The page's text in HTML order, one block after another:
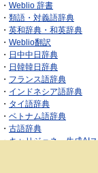
・ Weblio 辞書
・ 類語・対義語辞典
・ 英和辞典・和英辞典
・ Weblio翻訳
・ 日中中日辞典
・ 日韓韓日辞典
・ フランス語辞典
・ インドネシア語辞典
・ タイ語辞典
・ ベトナム語辞典
・ 古語辞典
・キャリジェネ～生成AI